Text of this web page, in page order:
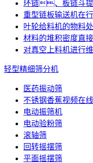
环链、板链斗提
重型链板输送机在
叶轮给料机的物料
材料的堆积密度直
对真空上料机进行
轻型精细筛分机
医药振动筛
不锈钢香蕉视频在
电动振筛机
电动验粉筛
滚轴筛
回转摇摆筛
平面摇摆筛